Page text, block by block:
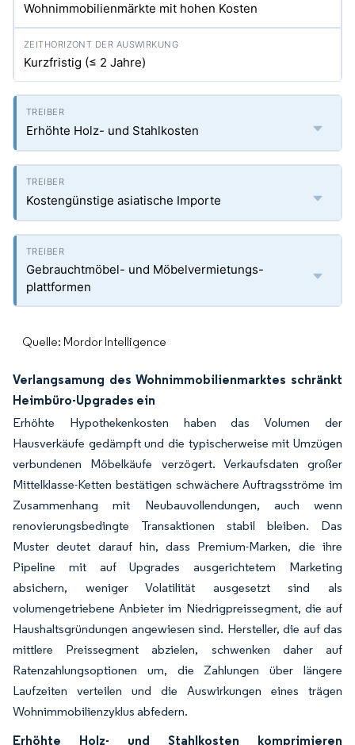
Wohnimmobilienmärkte mit hohen Kosten
Kurzfristig (≤ 2 Jahre)
Erhöhte Holz- und Stahlkosten
Kostengünstige asiatische Importe
Gebrauchtmöbel- und Möbelvermietungs-
plattformen
Quelle: Mordor Intelligence
Verlangsamung des Wohnimmobilienmarktes schränkt
Heimbüro-Upgrades ein
Erhöhte Hypothekenkosten haben das Volumen der
Hausverkäufe gedämpft und die typischerweise mit Umzügen
verbundenen Möbelkäufe verzögert. Verkaufsdaten großer
Mittelklasse-Ketten bestätigen schwächere Auftragsströme im
Zusammenhang mit Neubauvollendungen, auch wenn
renovierungsbedingte Transaktionen stabil bleiben. Das
Muster deutet darauf hin, dass Premium-Marken, die ihre
Pipeline mit auf Upgrades ausgerichtetem Marketing
absichern, weniger Volatilität ausgesetzt sind als
volumengetriebene Anbieter im Niedrigpreissegment, die auf
Haushaltsgründungen angewiesen sind. Hersteller, die auf das
mittlere Preissegment abzielen, schwenken daher auf
Ratenzahlungsoptionen um, die Zahlungen über längere
Laufzeiten verteilen und die Auswirkungen eines trägen
Wohnimmobilienzyklus abfedern.
Erhöhte Holz- und Stahlkosten komprimieren